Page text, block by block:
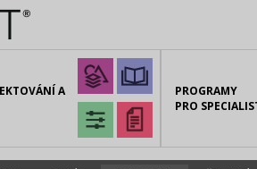
A
PROGRAMY
PRO